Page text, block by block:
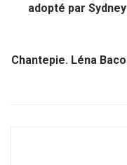
adopté par
Chantepie. Léna